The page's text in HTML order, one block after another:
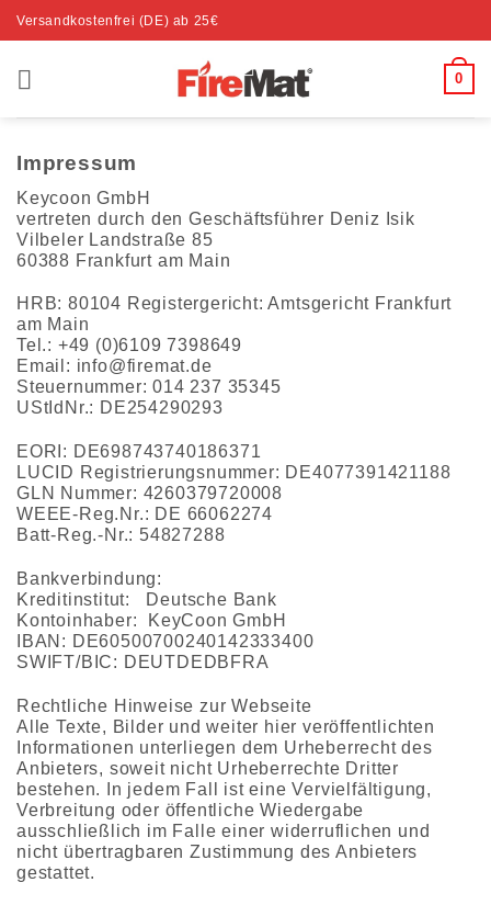
Zum
Inhalt
springen
Versandkostenfrei (DE) ab 25€
0
Impressum
Keycoon GmbH
vertreten durch den Geschäftsführer Deniz Isik
Vilbeler Landstraße 85
60388 Frankfurt am Main
HRB: 80104 Registergericht: Amtsgericht Frankfurt
am Main
Tel.: +49 (0)6109 7398649
Email: info@firemat.de
Steuernummer: 014 237 35345
UStIdNr.: DE254290293
EORI: DE698743740186371
LUCID Registrierungsnummer: DE4077391421188
GLN Nummer: 4260379720008
WEEE-Reg.Nr.: DE 66062274
Batt-Reg.-Nr.: 54827288
Bankverbindung:
Kreditinstitut: Deutsche Bank
Kontoinhaber: KeyCoon GmbH
IBAN: DE60500700240142333400
SWIFT/BIC: DEUTDEDBFRA
Rechtliche Hinweise zur Webseite
Alle Texte, Bilder und weiter hier veröffentlichten
Informationen unterliegen dem Urheberrecht des
Anbieters, soweit nicht Urheberrechte Dritter
bestehen. In jedem Fall ist eine Vervielfältigung,
Verbreitung oder öffentliche Wiedergabe
ausschließlich im Falle einer widerruflichen und
nicht übertragbaren Zustimmung des Anbieters
gestattet.